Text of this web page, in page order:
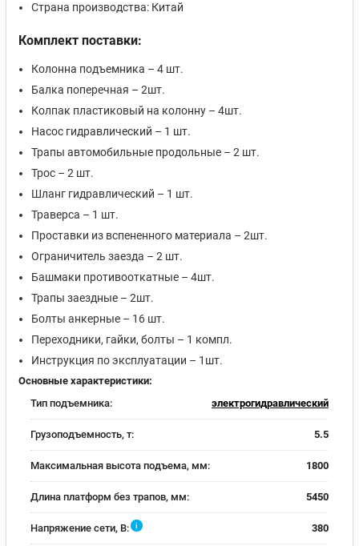
Страна производства: Китай
Комплект поставки:
Колонна подъемника – 4 шт.
Балка поперечная – 2шт.
Колпак пластиковый на колонну – 4шт.
Насос гидравлический – 1 шт.
Трапы автомобильные продольные – 2 шт.
Трос – 2 шт.
Шланг гидравлический – 1 шт.
Траверса – 1 шт.
Проставки из вспененного материала – 2шт.
Ограничитель заезда – 2 шт.
Башмаки противооткатные – 4шт.
Трапы заездные – 2шт.
Болты анкерные – 16 шт.
Переходники, гайки, болты – 1 компл.
Инструкция по эксплуатации – 1шт.
Основные характеристики:
Тип подъемника:
электрогидравлический
Грузоподъемность, т: 5.5
Максимальная высота подъема, мм: 1800
Длина платформ без трапов, мм: 5450
Напряжение сети, В: i 380